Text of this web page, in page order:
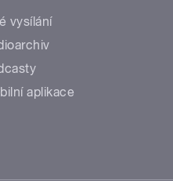
vysílání
aplikace